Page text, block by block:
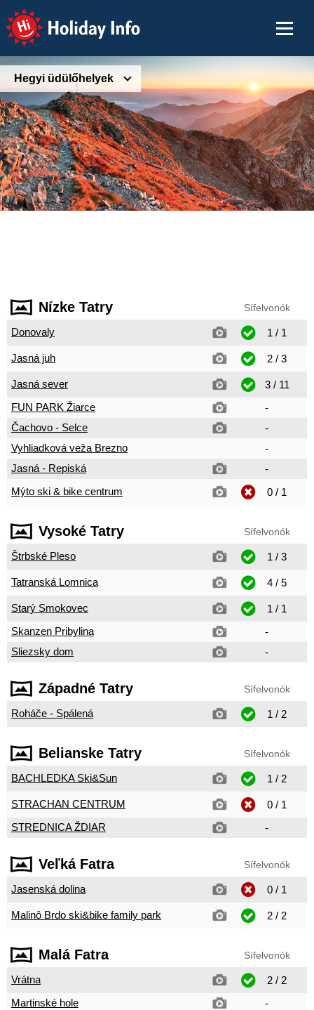
Holiday Info
Hegyi üdülőhelyek
Nízke Tatry Sífelvonók
Donovaly 1 / 1
Jasná juh 2 / 3
Jasná sever
3 / 11
FUN PARK Žiarce
-
Čachovo - Selce
-
Vyhliadková veža Brezno
-
Jasná - Repiská
-
Mýto ski & bike centrum
0 / 1
Vysoké Tatry Sífelvonók
Štrbské Pleso 1 / 3
Tatranská Lomnica 4 / 5
Starý Smokovec
1 / 1
Skanzen Pribylina
-
Sliezsky dom
-
Západné Tatry Sífelvonók
Roháče - Spálená 1 / 2
Belianske Tatry Sífelvonók
BACHLEDKA Ski&Sun 1 / 2
STRACHAN CENTRUM
0 / 1
STREDNICA ŽDIAR
-
Veľká Fatra Sífelvonók
Jasenská dolina 0 / 1
Malinô Brdo ski&bike family park 2 / 2
Malá Fatra Sífelvonók
Vrátna
2 / 2
Martinské hole
-